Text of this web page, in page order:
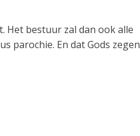
Het bestuur zal dan ook alle
parochie. En dat Gods zegen